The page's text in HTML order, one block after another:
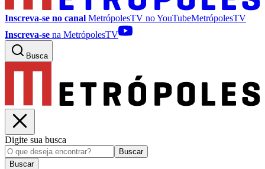
Inscreva-se no canal MetrópolesTV noYouTubeMetrópolesTV
Inscreva-se na MetrópolesTV
Busca
Digite sua busca
Buscar
Buscar